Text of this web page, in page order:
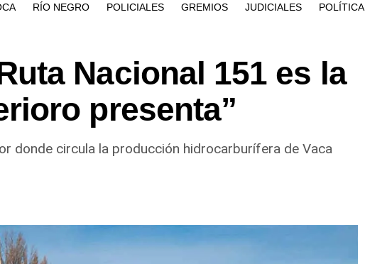
RÍO NEGRO POLICIALES GREMIOS JUDICIALES POLÍTICA
Nacional 151 es la
presenta”
donde circula la producción hidrocarburífera de Vaca